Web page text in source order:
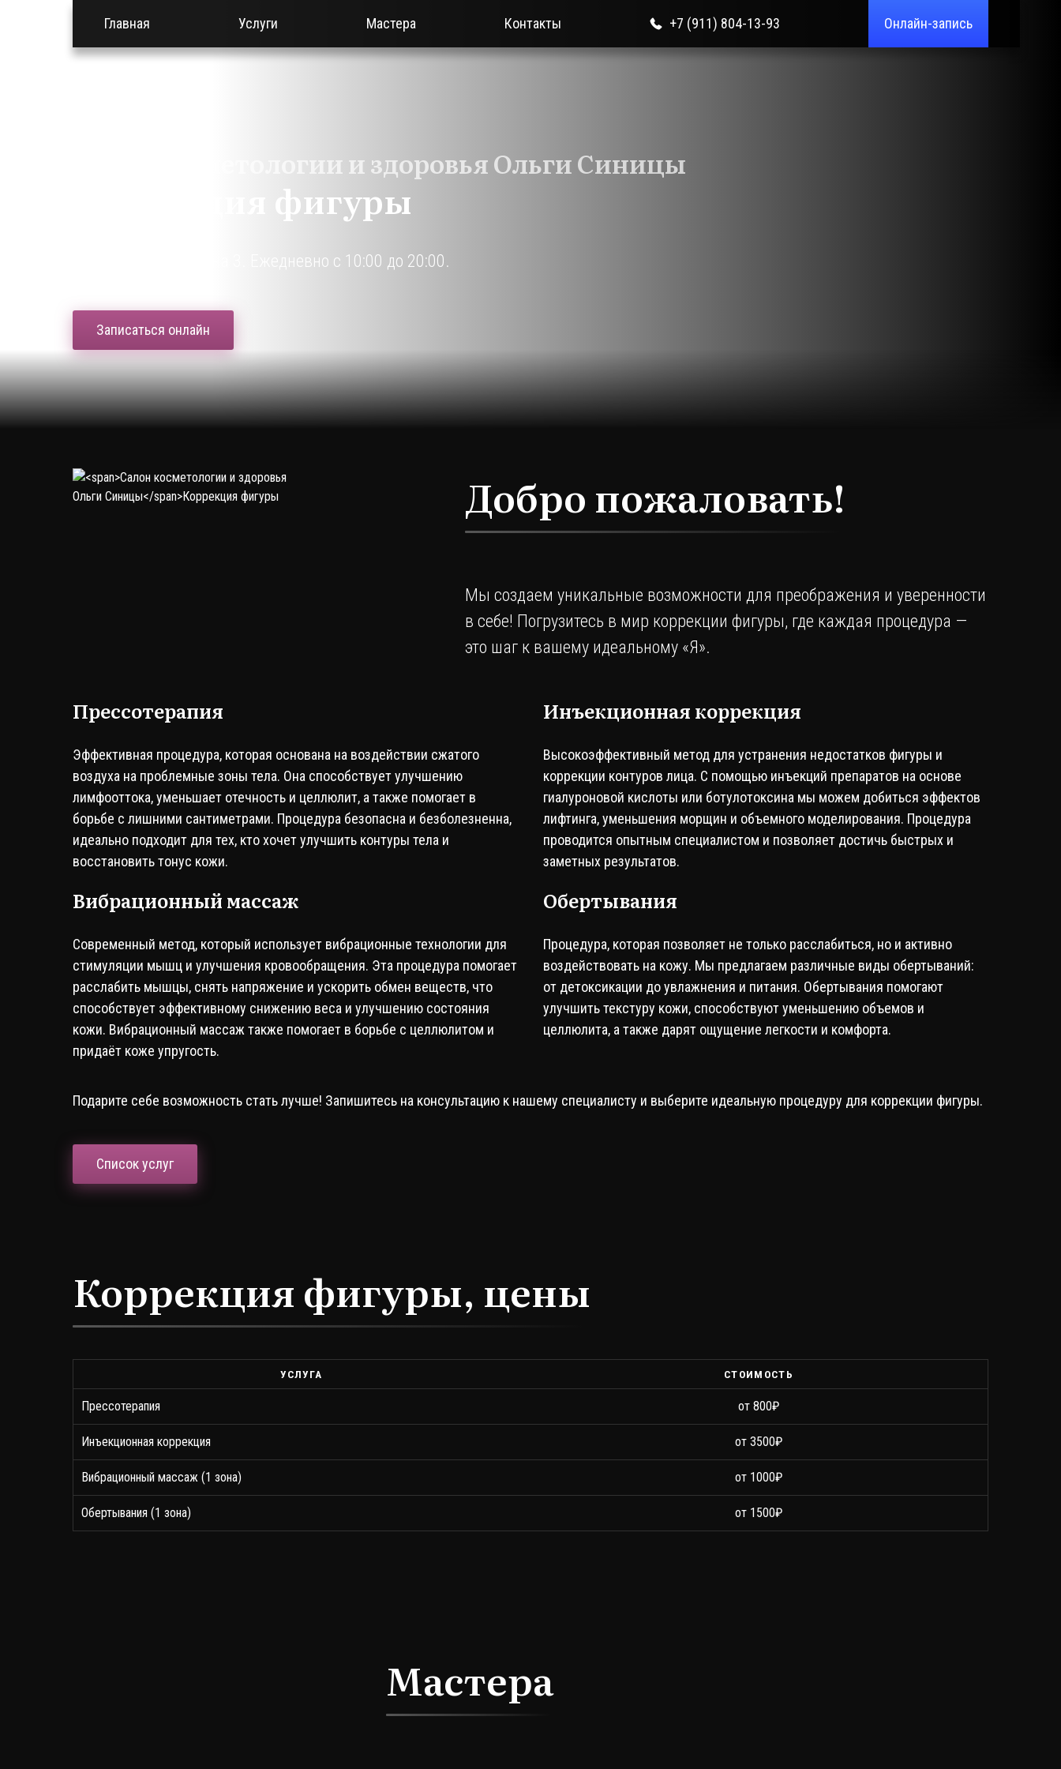
Главная Услуги Мастера Контакты +7 (911) 804-13-93 Онлайн-запись
Салон косметологии и здоровья Ольги Синицы
Коррекция фигуры
г. Кириши, ул. Ленина 3. Ежедневно с 10:00 до 20:00.
Записаться онлайн
Добро пожаловать!
Мы создаем уникальные возможности для преображения и уверенности
в себе! Погрузитесь в мир коррекции фигуры, где каждая процедура —
это шаг к вашему идеальному «Я».
Прессотерапия
Эффективная процедура, которая основана на воздействии сжатого
воздуха на проблемные зоны тела. Она способствует улучшению
лимфооттока, уменьшает отечность и целлюлит, а также помогает в
борьбе с лишними сантиметрами. Процедура безопасна и безболезненна,
идеально подходит для тех, кто хочет улучшить контуры тела и
восстановить тонус кожи.
Вибрационный массаж
Современный метод, который использует вибрационные технологии для
стимуляции мышц и улучшения кровообращения. Эта процедура помогает
расслабить мышцы, снять напряжение и ускорить обмен веществ, что
способствует эффективному снижению веса и улучшению состояния
кожи. Вибрационный массаж также помогает в борьбе с целлюлитом и
придаёт коже упругость.
Инъекционная коррекция
Высокоэффективный метод для устранения недостатков фигуры и
коррекции контуров лица. С помощью инъекций препаратов на основе
гиалуроновой кислоты или ботулотоксина мы можем добиться эффектов
лифтинга, уменьшения морщин и объемного моделирования. Процедура
проводится опытным специалистом и позволяет достичь быстрых и
заметных результатов.
Обертывания
Процедура, которая позволяет не только расслабиться, но и активно
воздействовать на кожу. Мы предлагаем различные виды обертываний:
от детоксикации до увлажнения и питания. Обертывания помогают
улучшить текстуру кожи, способствуют уменьшению объемов и
целлюлита, а также дарят ощущение легкости и комфорта.
Подарите себе возможность стать лучше! Запишитесь на консультацию к нашему специалисту и выберите идеальную процедуру для коррекции фигуры.
Список услуг
Коррекция фигуры, цены
УСЛУГА СТОИМОСТЬ
Прессотерапия от 800₽
Инъекционная коррекция от 3500₽
Вибрационный массаж (1 зона) от 1000₽
Обертывания (1 зона) от 1500₽
Мастера